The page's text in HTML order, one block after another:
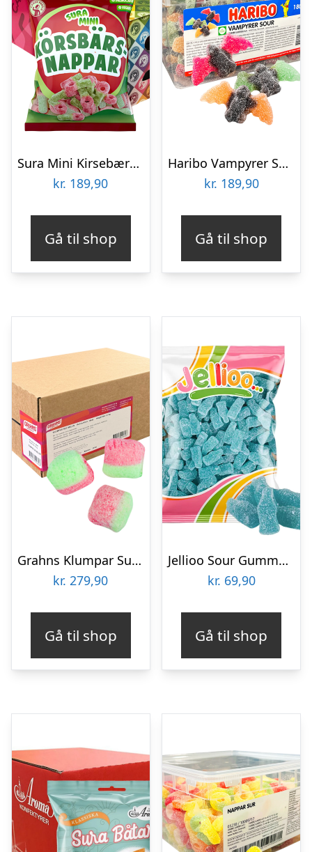
Sura Mini Kirsebærsnører Økonomipakke – 18 x 70 g
kr. 189,90
Gå til shop
Haribo Vampyrer Sour Økonomipakke – 1,8 kg
kr. 189,90
Gå til shop
Grahns Klumpar Sur Melon Økonomipakke – 3,5 kg
kr. 279,90
Gå til shop
Jellioo Sour Gummy Blue Raspberry Bottle Økonomipakke – 1 kg
kr. 69,90
Gå til shop